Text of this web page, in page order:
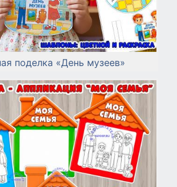
поделка «День музеев»